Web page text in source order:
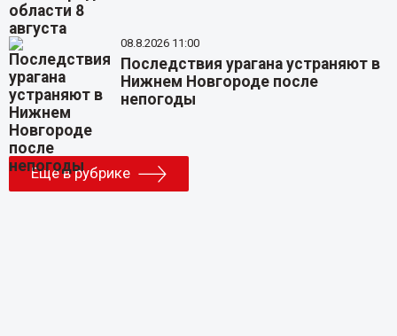
08.8.2026 11:00
Последствия урагана устраняют в
Нижнем Новгороде после
непогоды
Еще в рубрике